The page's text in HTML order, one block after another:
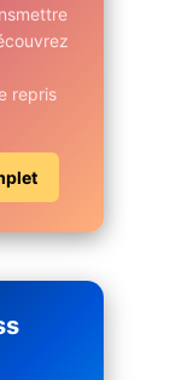
repris